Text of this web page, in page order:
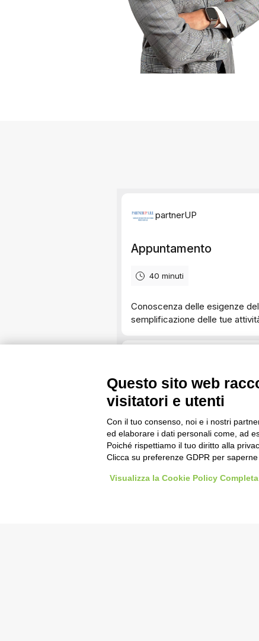
Questo sito web
visitatori e utenti
Con il tuo consenso, noi e i nostri
ed elaborare i dati personali come, ad
Poiché rispettiamo il tuo diritto alla
Clicca su preferenze GDPR per saperne
Visualizza la Cookie Policy Completa